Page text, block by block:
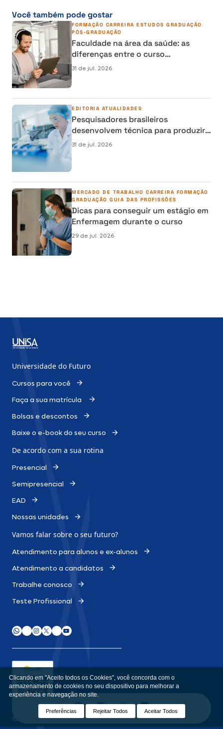
Você também pode gostar
FORMAÇÃO CARREIRA ESTUDOS GRADUAÇÃO
PÓS-GRADUAÇÃO
Faculdade na área da saúde: as
diferenças entre o curso
semipresencial, presencial e EAD
31 de jul. 2026
EDITORIA ATUALIDADES
Pesquisadores brasileiros
desenvolvem técnica para produzir
osso humano em laboratório e
31 de jul. 2026
MERCADO DE TRABALHO CARREIRA FORMAÇÃO
GRADUAÇÃO GUIA DAS PROFISSÕES
Dicas para conseguir um estágio em
Enfermagem durante o curso
29 de jul. 2026
Universidade do Futuro
Cursos para você
Faça a sua matrícula
Bolsas e descontos
Baixe o e-book do seu curso
De acordo com a sua rotina
Presencial
Semipresencial
EAD
Nossas unidades
Vamos falar sobre o seu futuro?
Atendimento para alunos e ex-alunos
Atendimento a candidatos
Trabalhe conosco
Teste Profissional
e-MEC
Consulte aqui o cadastro da Instituição no Sistema e-MEC ou
acesseemec.mec.gov.br
Desenvolvido por Apiki WordPress I © Todos os Direitos Reservados.
Clicando em "Aceito todos os Cookies", você concorda com o
armazenamento de cookies no seu dispositivo para melhorar a
experiência e navegação no site.
Preferências Rejeitar Todos Aceitar Todos